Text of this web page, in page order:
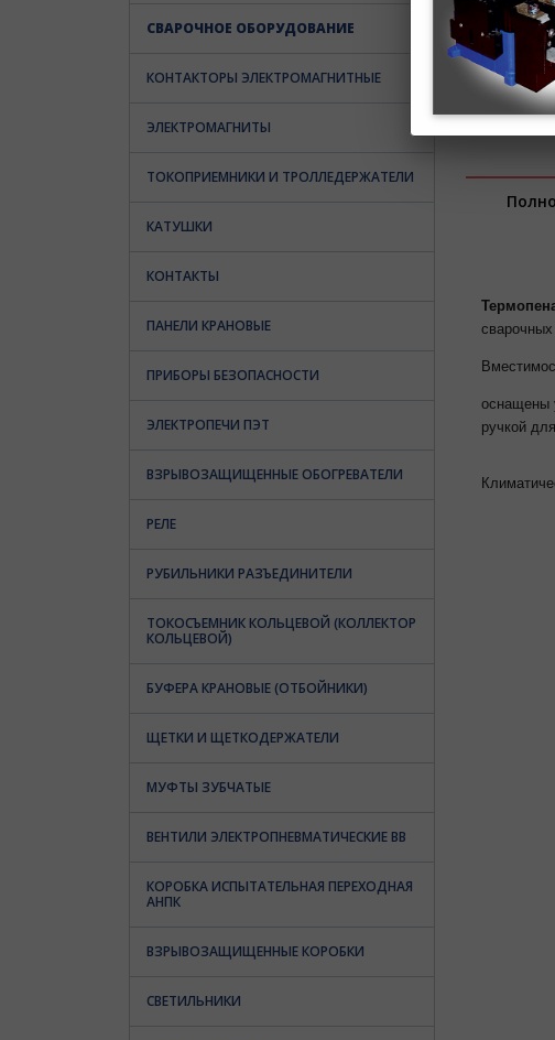
СВАРОЧНОЕ ОБОРУДОВАНИЕ
КОНТАКТОРЫ ЭЛЕКТРОМАГНИТНЫЕ
ЭЛЕКТРОМАГНИТЫ
ТОКОПРИЕМНИКИ И ТРОЛЛЕДЕРЖАТЕЛИ
КАТУШКИ
КОНТАКТЫ
ПАНЕЛИ КРАНОВЫЕ
ПРИБОРЫ БЕЗОПАСНОСТИ
ЭЛЕКТРОПЕЧИ ПЭТ
ВЗРЫВОЗАЩИЩЕННЫЕ ОБОГРЕВАТЕЛИ
РЕЛЕ
РУБИЛЬНИКИ РАЗЪЕДИНИТЕЛИ
ТОКОСЪЕМНИК КОЛЬЦЕВОЙ (КОЛЛЕКТОР
КОЛЬЦЕВОЙ)
БУФЕРА КРАНОВЫЕ (ОТБОЙНИКИ)
ЩЕТКИ И ЩЕТКОДЕРЖАТЕЛИ
МУФТЫ ЗУБЧАТЫЕ
ВЕНТИЛИ ЭЛЕКТРОПНЕВМАТИЧЕСКИЕ ВВ
КОРОБКА ИСПЫТАТЕЛЬНАЯ ПЕРЕХОДНАЯ
АНПК
ВЗРЫВОЗАЩИЩЕННЫЕ КОРОБКИ
СВЕТИЛЬНИКИ
оснащены
ручкой